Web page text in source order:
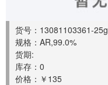
货号：13081103361-25g
规格：AR,99.0%
货期:
库存：0
价格：￥135